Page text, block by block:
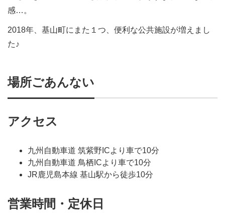
感…。
2018年、基山町にまた１つ、便利な公共施設が増えまし
た♪
場所ごあんない
アクセス
九州自動車道 筑紫野ICより車で10分
九州自動車道 鳥栖ICより車で10分
JR鹿児島本線 基山駅から徒歩10分
営業時間・定休日